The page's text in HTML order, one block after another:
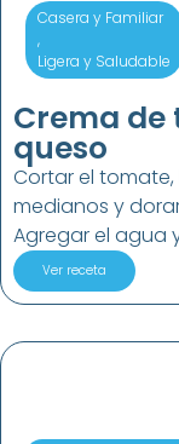
Casera y Familiar
,
Ligera y Saludable
Crema de
queso
Cortar el
medianos y
Agregar el agua
Ver receta